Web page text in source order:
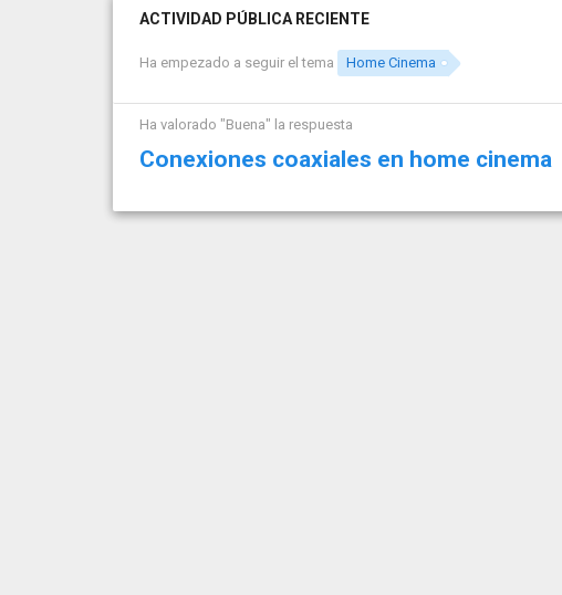
ACTIVIDAD PÚBLICA RECIENTE
Ha empezado a seguir el tema Home Cinema
Ha valorado "Buena" la respuesta
Conexiones coaxiales en home cinema